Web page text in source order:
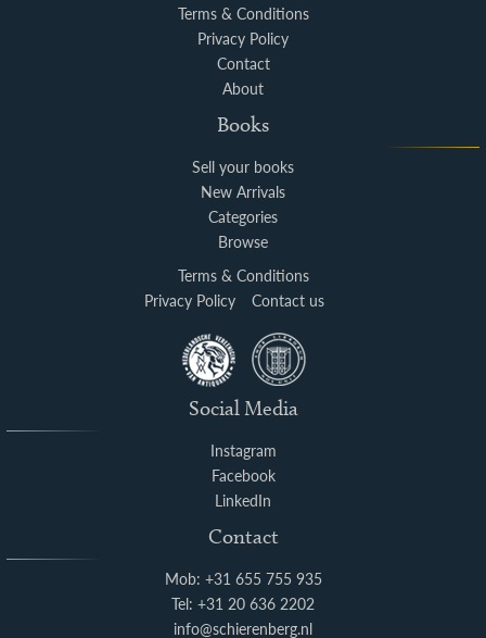
Terms & Conditions
Privacy Policy
Contact
About
Books
Sell your books
New Arrivals
Categories
Browse
Terms & Conditions
Privacy Policy
Contact us
Social Media
Instagram
Facebook
LinkedIn
Contact
Mob: +31 655 755 935
Tel: +31 20 636 2202
info@schierenberg.nl